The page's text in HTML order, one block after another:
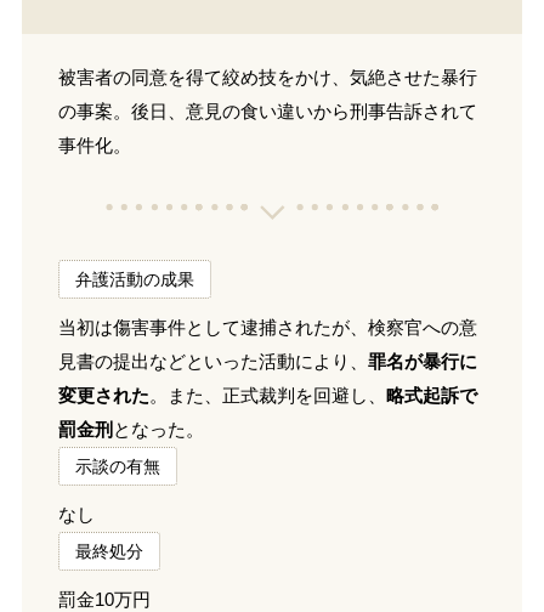
被害者の同意を得て絞め技をかけ、気絶させた暴行
の事案。後日、意見の食い違いから刑事告訴されて
事件化。
弁護活動の成果
当初は傷害事件として逮捕されたが、検察官への意
見書の提出などといった活動により、 罪名が暴行に
変更された。また、正式裁判を回避し、 略式起訴で
罰金刑 となった。
示談の有無
なし
最終処分
罰金10万円